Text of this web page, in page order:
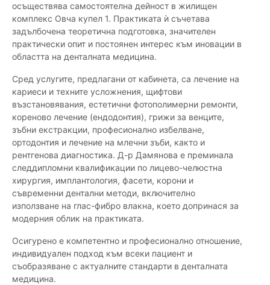
осъществява самостоятелна дейност в жилищен
комплекс Овча купел 1. Практиката ѝ съчетава
задълбочена теоретична подготовка, значителен
практически опит и постоянен интерес към иновации в
областта на денталната медицина.
Сред услугите, предлагани от кабинета, са лечение на
кариеси и техните усложнения, щифтови
възстановявания, естетични фотополимерни ремонти,
кореново лечение (ендодонтия), грижи за венците,
зъбни екстракции, професионално избелване,
ортодонтия и лечение на млечни зъби, както и
рентгенова диагностика. Д-р Дамянова е преминала
следдипломни квалификации по лицево-челюстна
хирургия, имплантология, фасети, корони и
съвременни дентални методи, включително
използване на глас-фибро влакна, което допринася за
модерния облик на практиката.
Осигурено е компетентно и професионално отношение,
индивидуален подход към всеки пациент и
съобразяване с актуалните стандарти в денталната
медицина.